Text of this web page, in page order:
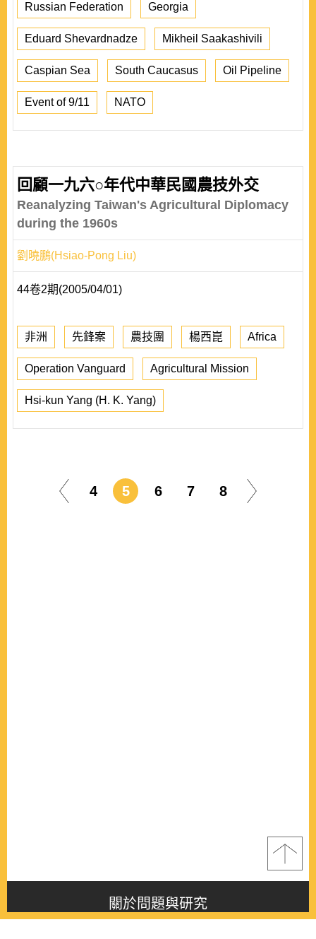
Russian Federation Georgia
Eduard Shevardnadze Mikheil Saakashivili
Caspian Sea South Caucasus Oil Pipeline
Event of 9/11 NATO
回顧一九六○年代中華民國農技外交
Reanalyzing Taiwan's Agricultural Diplomacy
during the 1960s
劉曉鵬(Hsiao-Pong Liu)
44卷2期(2005/04/01)
非洲 先鋒案 農技團 楊西崑 Africa
Operation Vanguard Agricultural Mission
Hsi-kun Yang (H. K. Yang)
4 5 6 7 8
關於問題與研究
About this journal